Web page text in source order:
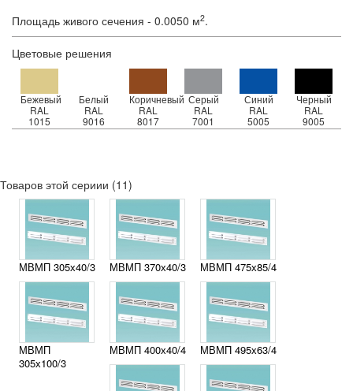
Площадь живого сечения - 0.0050 м2.
Цветовые решения
Бежевый
RAL
1015
Белый
RAL
9016
Коричневый
RAL
8017
Серый
RAL
7001
Синий
RAL
5005
Черный
RAL
9005
Товаров этой сериии (11)
МВМП 305х40/3
МВМП
305х100/3
МВМП 370х40/3
МВМП 400х40/4
МВМП 475х85/4
МВМП 495х63/4